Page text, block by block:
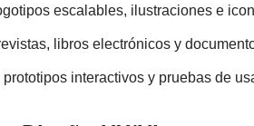
escalables, ilustraciones e
libros electrónicos y
prototipos interactivos y pruebas de